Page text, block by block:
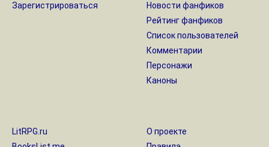
Зарегистрироваться
Новости фанфиков
Рейтинг фанфиков
Список пользователей
Комментарии
Персонажи
Каноны
LitRPG.ru
О проекте